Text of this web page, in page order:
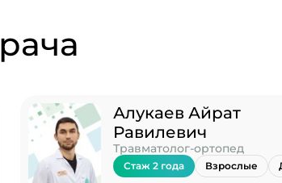
Алукаев Айрат
Равилевич
Травматолог-ортопед
Стаж 2 года Взрослые